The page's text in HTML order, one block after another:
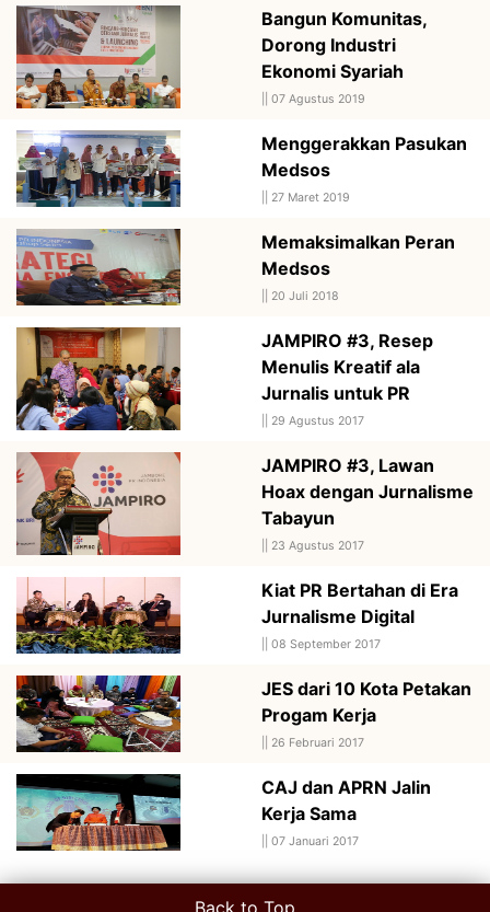
Bangun Komunitas,
Dorong Industri
Ekonomi Syariah
07 Agustus 2019
Menggerakkan Pasukan
Medsos
27 Maret 2019
Memaksimalkan Peran
Medsos
20 Juli 2018
JAMPIRO #3, Resep
Menulis Kreatif ala
Jurnalis untuk PR
29 Agustus 2017
JAMPIRO #3, Lawan
Hoax dengan Jurnalisme
Tabayun
23 Agustus 2017
Kiat PR Bertahan di Era
Jurnalisme Digital
08 September 2017
JES dari 10 Kota Petakan
Progam Kerja
26 Februari 2017
CAJ dan APRN Jalin
Kerja Sama
07 Januari 2017
Back to Top